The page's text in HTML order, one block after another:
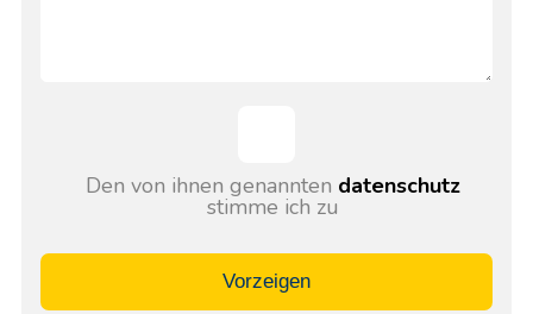
Den von ihnen genannten datenschutz
stimme ich zu
Vorzeigen